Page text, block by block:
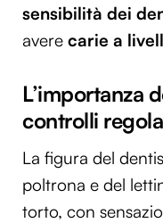
sensibilità dei
avere carie a
L’importanza
controlli
La figura del
poltrona e del
torto, con